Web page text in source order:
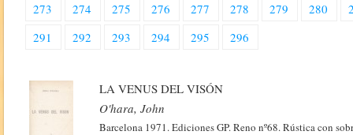
273
274 275 276 277 278 279 280
291
292 293 294 295 296
LA VENUS DEL VISÓN
O'hara, John
Barcelona 1971. Ediciones GP. Reno nº68. Rústica con